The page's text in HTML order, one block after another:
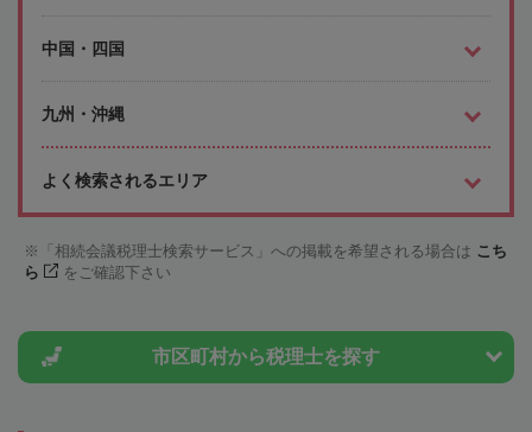
中国・四国
九州・沖縄
よく検索されるエリア
「相続会議税理士検索サービス」への掲載を希望される場合は こち
ら
をご確認下さい
市区町村から税理士を探す